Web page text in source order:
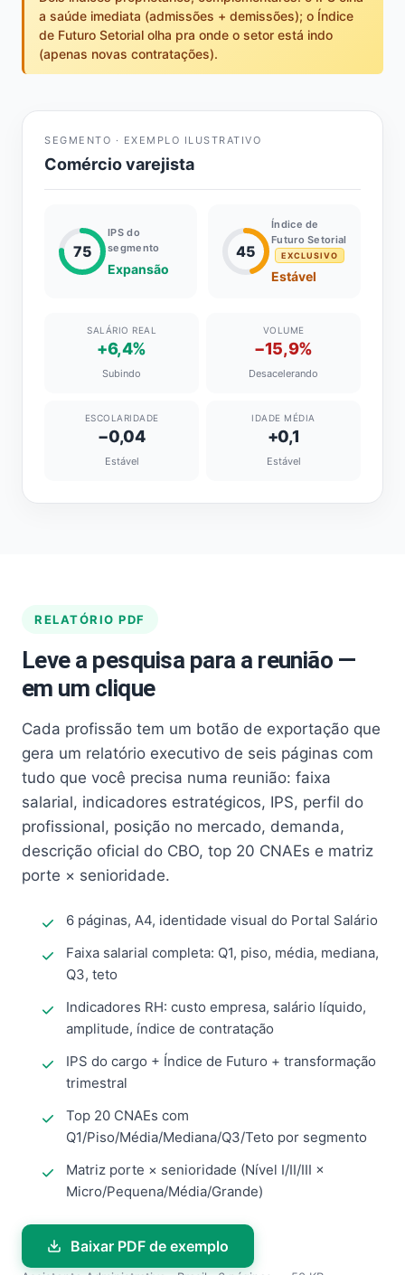
a saúde imediata (admissões + demissões); o Índice
de Futuro Setorial olha pra onde o setor está indo
(apenas novas contratações).
SEGMENTO · EXEMPLO ILUSTRATIVO
Comércio varejista
75
IPS do
segmento
Expansão
45
Índice de
Futuro Setorial
EXCLUSIVO
Estável
SALÁRIO REAL
+6,4%
Subindo
VOLUME
−15,9%
Desacelerando
ESCOLARIDADE
−0,04
Estável
IDADE MÉDIA
+0,1
Estável
RELATÓRIO PDF
Leve a pesquisa para a reunião —
em um clique
Cada profissão tem um botão de exportação que
gera um relatório executivo de seis páginas com
tudo que você precisa numa reunião: faixa
salarial, indicadores estratégicos, IPS, perfil do
profissional, posição no mercado, demanda,
descrição oficial do CBO, top 20 CNAEs e matriz
porte × senioridade.
6 páginas, A4, identidade visual do Portal Salário
Faixa salarial completa: Q1, piso, média, mediana,
Q3, teto
Indicadores RH: custo empresa, salário líquido,
amplitude, índice de contratação
IPS do cargo + Índice de Futuro + transformação
trimestral
Top 20 CNAEs com
Q1/Piso/Média/Mediana/Q3/Teto por segmento
Matriz porte × senioridade (Nível I/II/III ×
Micro/Pequena/Média/Grande)
Baixar PDF de exemplo